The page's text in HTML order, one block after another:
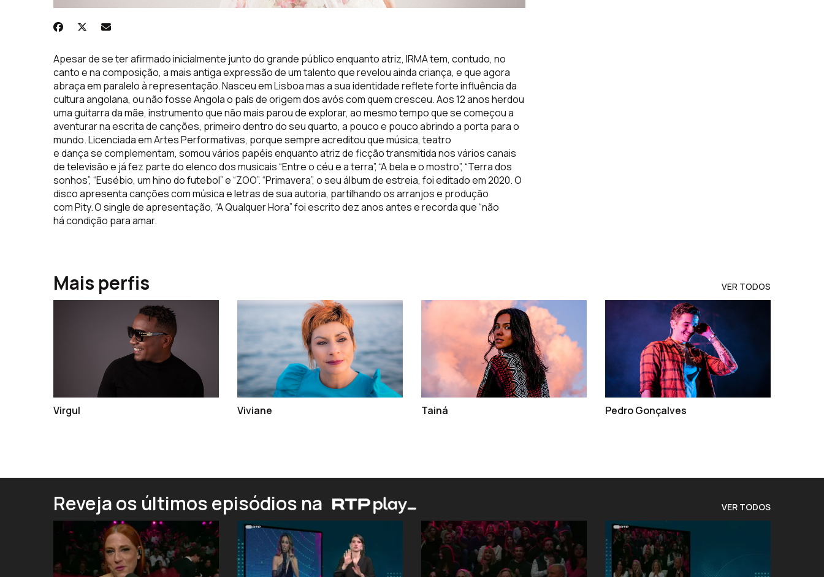
Apesar de se ter afirmado inicialmente junto do grande público enquanto atriz, IRMAtem, contudo, no
canto e na composição, a mais antiga expressãode um talentoque revelou ainda criança, e que agora
abraça em paraleloàrepresentação.Nasceu emLisboamas a sua identidade reflete forteinfluênciada
cultura angolana, ou não fosse Angola o país de origem dosavós com quem cresceu. Aos 12 anos herdou
uma guitarra damãe, instrumento que nãomais parou de explorar, ao mesmo tempo que se começou a
aventurar na escrita de canções, primeiro dentro do seu quarto, a pouco e poucoabrindoa porta para o
mundo. Licenciada em Artes Performativas, porque sempre acreditou quemúsica, teatro
edançasecomplementam, somou vários papéisenquanto atriz de ficção transmitida nos vários canais
de televisão e já fez parte do elenco dosmusicais“Entre o céu e a terra”, “A bela e o mostro”, “Terra dos
sonhos”, “Eusébio, um hino do futebol” e“ZOO”. “Primavera”, o seu álbum de estreia, foi editado em 2020. O
disco apresenta canções com música e letras de sua autoria, partilhando os arranjos e produção
comPity. O single de apresentação, “A Qualquer Hora” foiescritodez anos antes e recorda que “não
hácondição para amar.
Mais perfis VER TODOS
Virgul Viviane Tainá Pedro Gonçalves
Reveja os últimos episódios na VER TODOS